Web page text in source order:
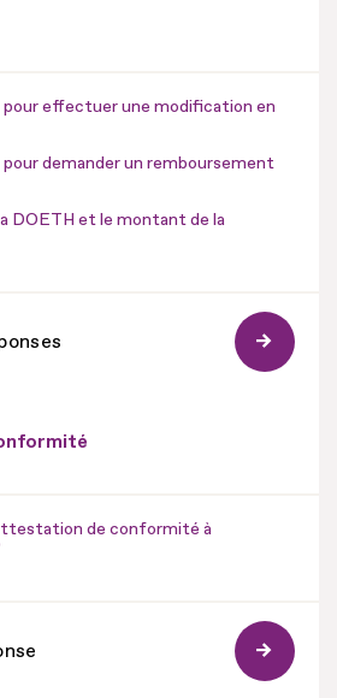
pour effectuer une modification en
pour demander un remboursement
DOETH et le montant de la
de conformité à